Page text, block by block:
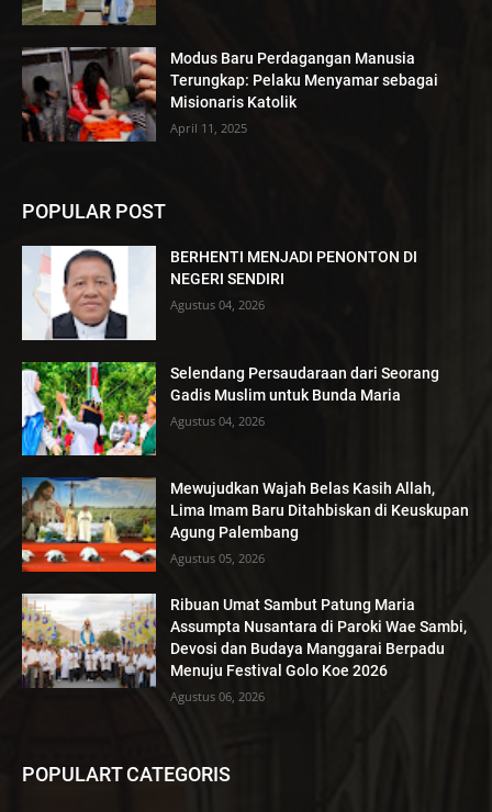
Modus Baru Perdagangan Manusia
Terungkap: Pelaku Menyamar sebagai
Misionaris Katolik
April 11, 2025
POPULAR POST
BERHENTI MENJADI PENONTON DI
NEGERI SENDIRI
Agustus 04, 2026
Selendang Persaudaraan dari Seorang
Gadis Muslim untuk Bunda Maria
Agustus 04, 2026
Mewujudkan Wajah Belas Kasih Allah,
Lima Imam Baru Ditahbiskan di Keuskupan
Agung Palembang
Agustus 05, 2026
Ribuan Umat Sambut Patung Maria
Assumpta Nusantara di Paroki Wae Sambi,
Devosi dan Budaya Manggarai Berpadu
Menuju Festival Golo Koe 2026
Agustus 06, 2026
POPULART CATEGORIS